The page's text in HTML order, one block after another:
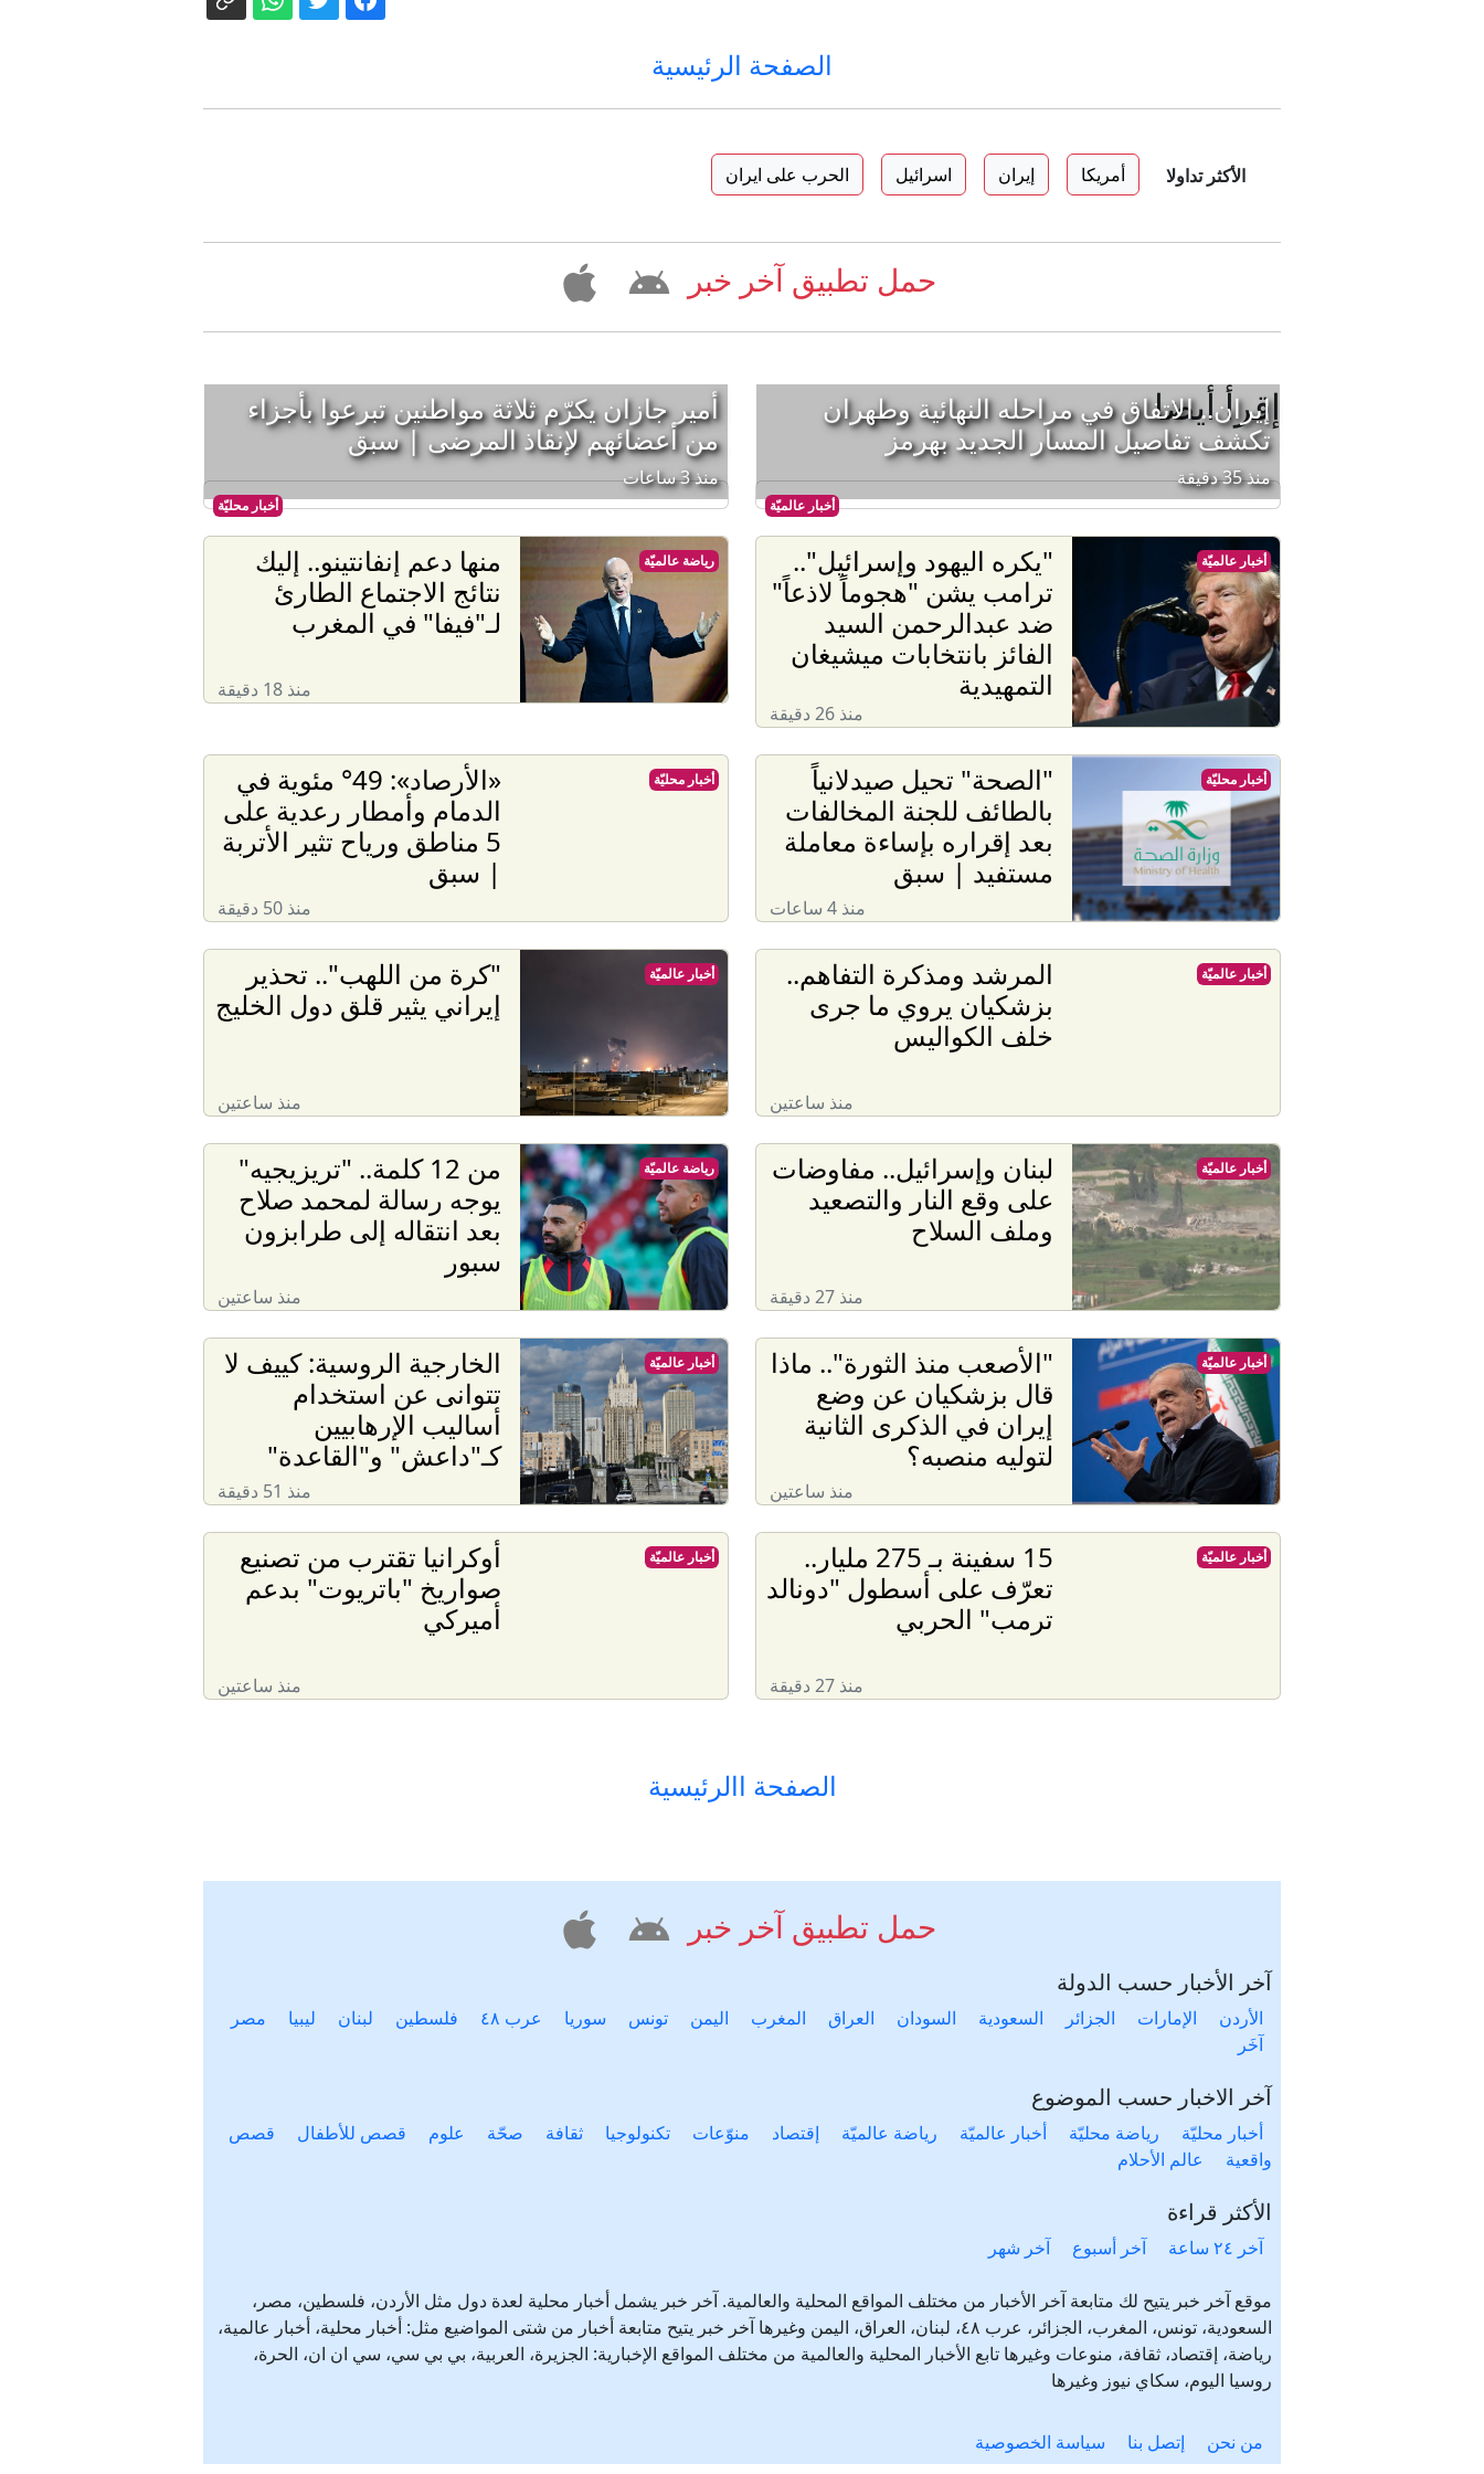
الصفحة الرئيسية
الأكثر تداولا أمريكا إيران اسرائيل الحرب على ايران
حمل تطبيق آخر خبر
إقرأ أيضا
أخبار عالميّة
إيران.. الاتفاق في مراحله النهائية وطهران
تكشف تفاصيل المسار الجديد بهرمز
منذ 35 دقيقة
أخبار محليّة
أمير جازان يكرّم ثلاثة مواطنين تبرعوا بأجزاء
من أعضائهم لإنقاذ المرضى | سبق
منذ 3 ساعات
"يكره اليهود وإسرائيل"..
ترامب يشن "هجوماً لاذعاً"
ضد عبدالرحمن السيد
الفائز بانتخابات ميشيغان
التمهيدية
منذ 26 دقيقة
أخبار عالميّة
منها دعم إنفانتينو.. إليك
نتائج الاجتماع الطارئ
لـ"فيفا" في المغرب
منذ 18 دقيقة
رياضة عالميّة
"الصحة" تحيل صيدلانياً
بالطائف للجنة المخالفات
بعد إقراره بإساءة معاملة
مستفيد | سبق
منذ 4 ساعات
أخبار محليّة
«الأرصاد»: 49° مئوية في
الدمام وأمطار رعدية على
5 مناطق ورياح تثير الأتربة
| سبق
منذ 50 دقيقة
أخبار محليّة
المرشد ومذكرة التفاهم..
بزشكيان يروي ما جرى
خلف الكواليس
منذ ساعتين
أخبار عالميّة
"كرة من اللهب".. تحذير
إيراني يثير قلق دول الخليج
منذ ساعتين
أخبار عالميّة
لبنان وإسرائيل.. مفاوضات
على وقع النار والتصعيد
وملف السلاح
منذ 27 دقيقة
أخبار عالميّة
من 12 كلمة.. "تريزيجيه"
يوجه رسالة لمحمد صلاح
بعد انتقاله إلى طرابزون
سبور
منذ ساعتين
رياضة عالميّة
"الأصعب منذ الثورة".. ماذا
قال بزشكيان عن وضع
إيران في الذكرى الثانية
لتوليه منصبه؟
منذ ساعتين
أخبار عالميّة
الخارجية الروسية: كييف لا
تتوانى عن استخدام
أساليب الإرهابيين
كـ"داعش" و"القاعدة"
منذ 51 دقيقة
أخبار عالميّة
15 سفينة بـ 275 مليار..
تعرّف على أسطول "دونالد
ترمب" الحربي
منذ 27 دقيقة
أخبار عالميّة
أوكرانيا تقترب من تصنيع
صواريخ "باتريوت" بدعم
أميركي
منذ ساعتين
أخبار عالميّة
الصفحة االرئيسية
حمل تطبيق آخر خبر
آخر الأخبار حسب الدولة
الأردن الإمارات الجزائر السعودية السودان العراق المغرب اليمن تونس سوريا عرب ٤٨ فلسطين لبنان ليبيا
مصر
آخَر
آخر الاخبار حسب الموضوع
أخبار محليّة رياضة محليّة أخبار عالميّة رياضة عالميّة إقتصاد منوّعات تكنولوجيا ثقافة صحّة علوم قصص للأطفال
قصص
واقعية
عالم الأحلام
الأكثر قراءة
آخر ٢٤ ساعة آخر أسبوع آخر شهر
موقع آخر خبر يتيح لك متابعة آخر الأخبار من مختلف المواقع المحلية والعالمية. آخر خبر يشمل أخبار محلية لعدة دول مثل الأردن، فلسطين، مصر،
السعودية، تونس، المغرب، الجزائر، عرب ٤٨، لبنان، العراق، اليمن وغيرها آخر خبر يتيح متابعة أخبار من شتى المواضيع مثل: أخبار محلية، أخبار عالمية،
رياضة، إقتصاد، ثقافة، منوعات وغيرها تابع الأخبار المحلية والعالمية من مختلف المواقع الإخبارية: الجزيرة، العربية، بي بي سي، سي ان ان، الحرة،
روسيا اليوم، سكاي نيوز وغيرها
من نحن إتصل بنا سياسة الخصوصية